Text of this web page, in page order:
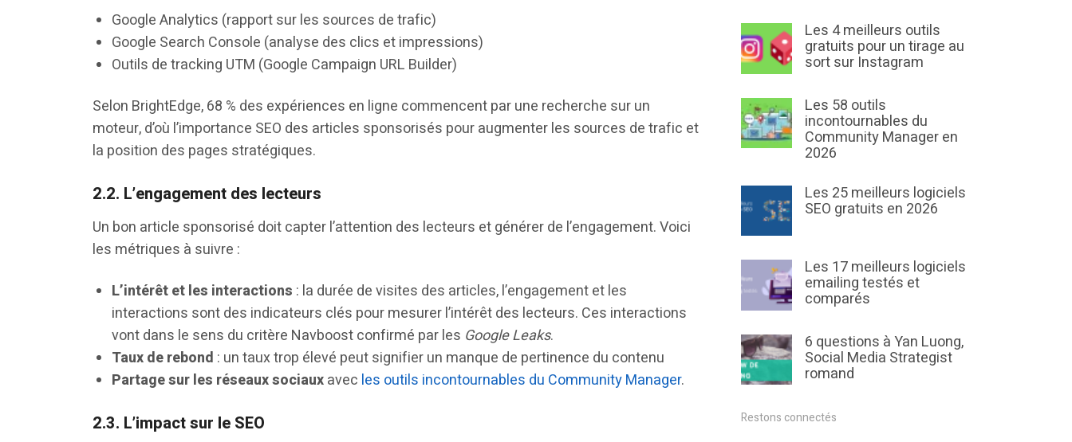
Google Analytics (rapport sur les sources de trafic)
Google Search Console (analyse des clics et impressions)
Outils de tracking UTM (Google Campaign URL Builder)
Selon BrightEdge, 68 % des expériences en ligne commencent par une recherche sur un
moteur, d’où l’importance SEO des articles sponsorisés pour augmenter les sources de trafic et
la position des pages stratégiques.
2.2. L’engagement des lecteurs
Un bon article sponsorisé doit capter l’attention des lecteurs et générer de l’engagement. Voici
les métriques à suivre :
L’intérêt et les interactions : la durée de visites des articles, l’engagement et les
interactions sont des indicateurs clés pour mesurer l’intérêt des lecteurs. Ces interactions
vont dans le sens du critère Navboost confirmé par les Google Leaks.
Taux de rebond : un taux trop élevé peut signifier un manque de pertinence du contenu
Partage sur les réseaux sociauxavec les outils incontournables du Community Manager.
2.3. L’impact sur le SEO
Les 4 meilleurs outils
gratuits pour un tirage au
sort sur Instagram
Les 58 outils
incontournables du
Community Manager en
2026
Les 25 meilleurs logiciels
SEO gratuits en 2026
Les 17 meilleurs logiciels
emailing testés et
comparés
6 questions à Yan Luong,
Social Media Strategist
romand
Restons connectés